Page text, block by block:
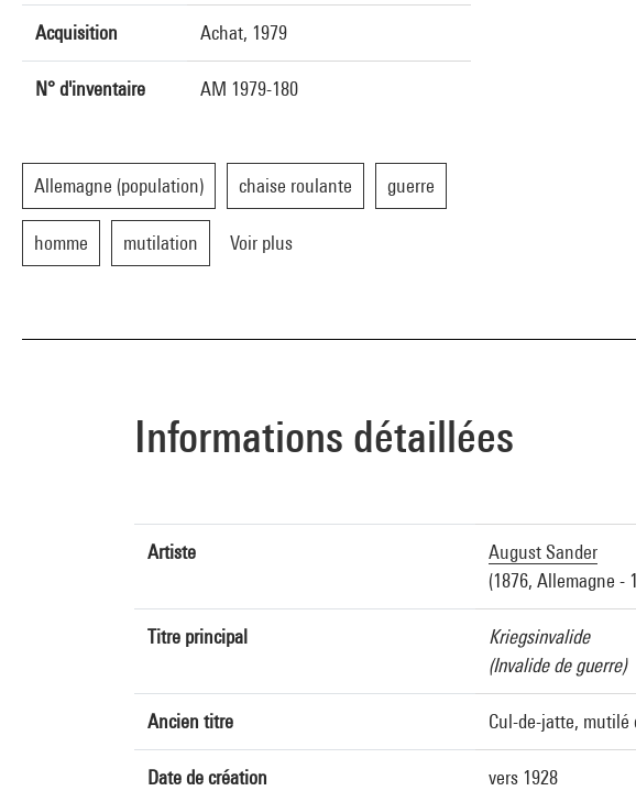
Acquisition Achat, 1979
N° d'inventaire AM 1979-180
Allemagne (population) chaise roulante guerre
homme mutilation Voir plus
Informations détaillées
Artiste
August Sander
(1876, Allemagne -
Titre principal
Kriegsinvalide
(Invalide de guerre)
Ancien titre Cul-de-jatte, mutilé
Date de création vers 1928